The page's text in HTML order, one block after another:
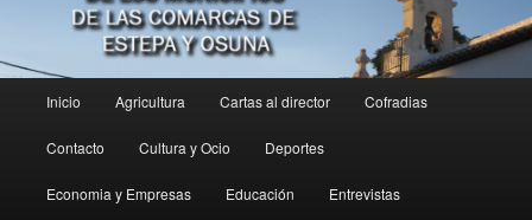
principal
Inicio Agricultura Cartas al director Cofradias
Contacto Cultura y Ocio Deportes
Economia y Empresas Educación Entrevistas